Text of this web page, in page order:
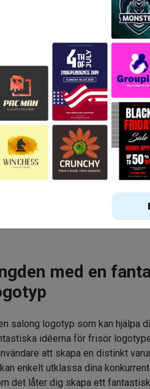
med en
salong logotyp som kan hjälpa
idéerna för frisör
att skapa en distinkt
enkelt utklassa dina
det låter dig skapa ett